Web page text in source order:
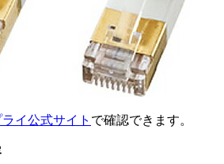
イ公式サイト で確認できます。